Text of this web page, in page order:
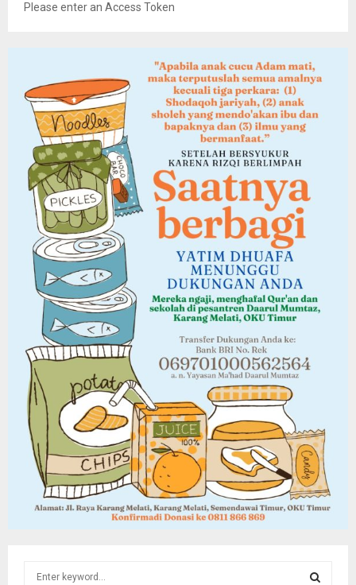
Please enter an Access Token